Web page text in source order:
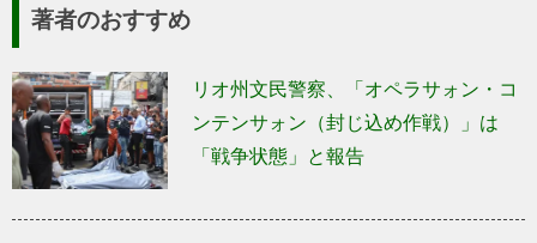
著者のおすすめ
リオ州文民警察、「オペラサォン・コ
ンテンサォン（封じ込め作戦）」は
「戦争状態」と報告